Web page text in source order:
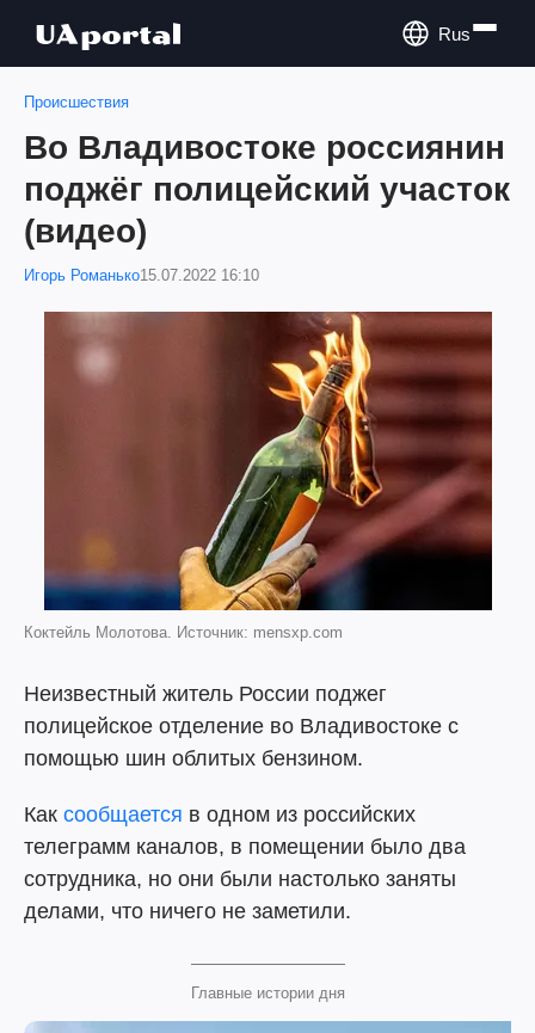
Rus
Происшествия
Во Владивостоке россиянин
поджёг полицейский участок
(видео)
Игорь Романько15.07.2022 16:10
Коктейль Молотова. Источник: mensxp.com
Неизвестный житель России поджег
полицейское отделение во Владивостоке с
помощью шин облитых бензином.
Как сообщается в одном из российских
телеграмм каналов, в помещении было два
сотрудника, но они были настолько заняты
делами, что ничего не заметили.
Главные истории дня